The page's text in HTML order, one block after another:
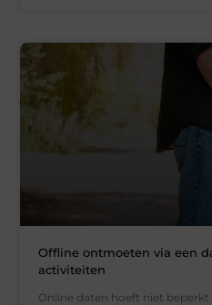
Offline ontmoeten via een
activiteiten
Online daten hoeft niet